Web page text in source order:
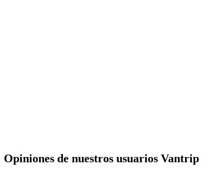
Opiniones de nuestros usuarios Vantrip